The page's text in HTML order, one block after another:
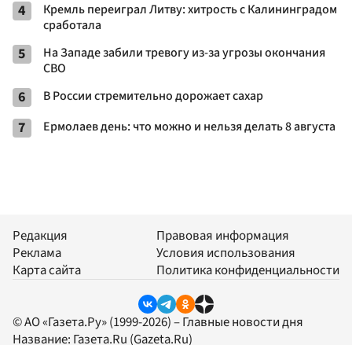
4
Кремль переиграл Литву: хитрость с Калининградом
сработала
5
На Западе забили тревогу из-за угрозы окончания
СВО
6 В России стремительно дорожает сахар
7 Ермолаев день: что можно и нельзя делать 8 августа
Редакция
Реклама
Карта сайта
Правовая информация
Условия использования
Политика конфиденциальности
© АО «Газета.Ру» (1999-2026) – Главные новости дня
Название: Газета.Ru (Gazeta.Ru)